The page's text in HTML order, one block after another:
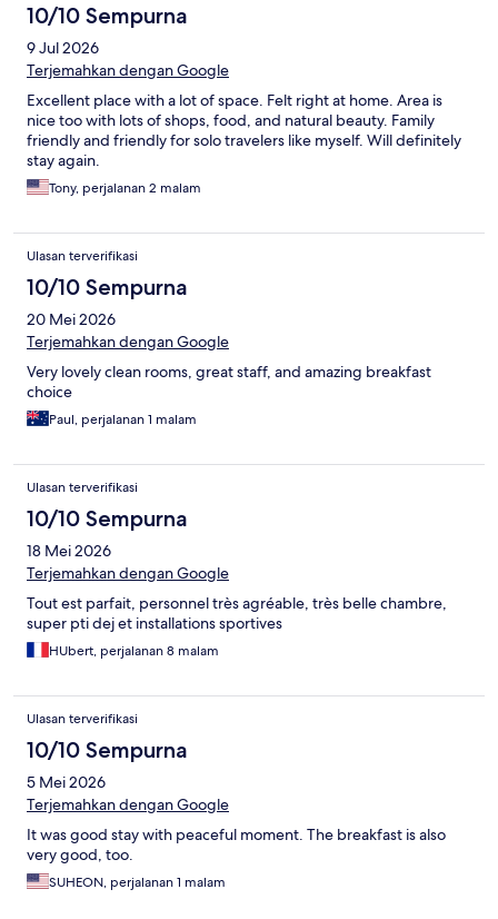
10/10 Sempurna
9 Jul 2026
Terjemahkan dengan Google
Excellent place with a lot of space. Felt right at home. Area is
nice too with lots of shops, food, and natural beauty. Family
friendly and friendly for solo travelers like myself. Will definitely
stay again.
Tony, perjalanan 2 malam
Ulasan terverifikasi
10/10 Sempurna
20 Mei 2026
Terjemahkan dengan Google
Very lovely clean rooms, great staff, and amazing breakfast
choice
Paul, perjalanan 1 malam
Ulasan terverifikasi
10/10 Sempurna
18 Mei 2026
Terjemahkan dengan Google
Tout est parfait, personnel très agréable, très belle chambre,
super pti dej et installations sportives
HUbert, perjalanan 8 malam
Ulasan terverifikasi
10/10 Sempurna
5 Mei 2026
Terjemahkan dengan Google
It was good stay with peaceful moment. The breakfast is also
very good, too.
SUHEON, perjalanan 1 malam